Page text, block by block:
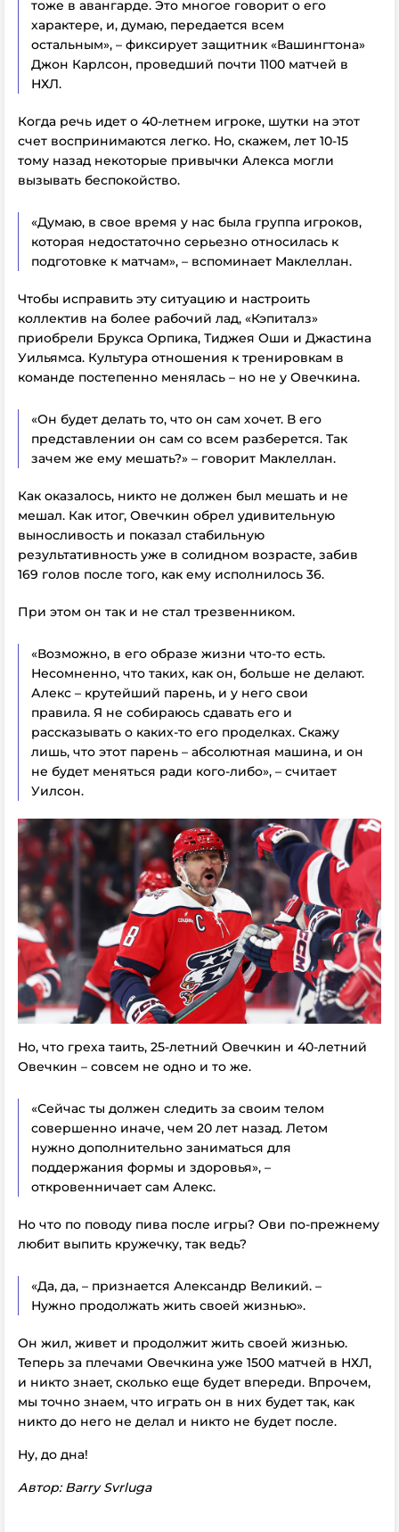
тоже в авангарде. Это многое говорит о его
характере, и, думаю, передается всем
остальным», – фиксирует защитник «Вашингтона»
Джон Карлсон, проведший почти 1100 матчей в
НХЛ.
Когда речь идет о 40-летнем игроке, шутки на этот
счет воспринимаются легко. Но, скажем, лет 10-15
тому назад некоторые привычки Алекса могли
вызывать беспокойство.
«Думаю, в свое время у нас была группа игроков,
которая недостаточно серьезно относилась к
подготовке к матчам», – вспоминает Маклеллан.
Чтобы исправить эту ситуацию и настроить
коллектив на более рабочий лад, «Кэпиталз»
приобрели Брукса Орпика, Тиджея Оши и Джастина
Уильямса. Культура отношения к тренировкам в
команде постепенно менялась – но не у Овечкина.
«Он будет делать то, что он сам хочет. В его
представлении он сам со всем разберется. Так
зачем же ему мешать?» – говорит Маклеллан.
Как оказалось, никто не должен был мешать и не
мешал. Как итог, Овечкин обрел удивительную
выносливость и показал стабильную
результативность уже в солидном возрасте, забив
169 голов после того, как ему исполнилось 36.
При этом он так и не стал трезвенником.
«Возможно, в его образе жизни что-то есть.
Несомненно, что таких, как он, больше не делают.
Алекс – крутейший парень, и у него свои
правила. Я не собираюсь сдавать его и
рассказывать о каких-то его проделках. Скажу
лишь, что этот парень – абсолютная машина, и он
не будет меняться ради кого-либо», – считает
Уилсон.
Но, что греха таить, 25-летний Овечкин и 40-летний
Овечкин – совсем не одно и то же.
«Сейчас ты должен следить за своим телом
совершенно иначе, чем 20 лет назад. Летом
нужно дополнительно заниматься для
поддержания формы и здоровья», –
откровенничает сам Алекс.
Но что по поводу пива после игры? Ови по-прежнему
любит выпить кружечку, так ведь?
«Да, да, – признается Александр Великий. –
Нужно продолжать жить своей жизнью».
Он жил, живет и продолжит жить своей жизнью.
Теперь за плечами Овечкина уже 1500 матчей в НХЛ,
и никто знает, сколько еще будет впереди. Впрочем,
мы точно знаем, что играть он в них будет так, как
никто до него не делал и никто не будет после.
Ну, до дна!
Автор: Barry Svrluga